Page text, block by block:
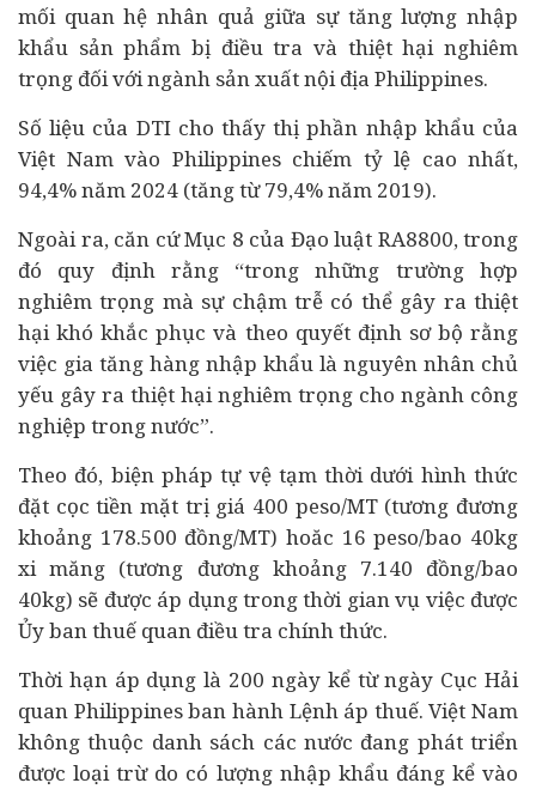
mối quan hệ nhân quả giữa sự tăng lượng nhập
khẩu sản phẩm bị điều tra và thiệt hại nghiêm
trọng đối với ngành sản xuất nội địa Philippines.
Số liệu của DTI cho thấy thị phần nhập khẩu của
Việt Nam vào Philippines chiếm tỷ lệ cao nhất,
94,4% năm 2024 (tăng từ 79,4% năm 2019).
Ngoài ra, căn cứ Mục 8 của Đạo luật RA8800, trong
đó quy định rằng “trong những trường hợp
nghiêm trọng mà sự chậm trễ có thể gây ra thiệt
hại khó khắc phục và theo quyết định sơ bộ rằng
việc gia tăng hàng nhập khẩu là nguyên nhân chủ
yếu gây ra thiệt hại nghiêm trọng cho ngành công
nghiệp trong nước”.
Theo đó, biện pháp tự vệ tạm thời dưới hình thức
đặt cọc tiền mặt trị giá 400 peso/MT (tương đương
khoảng 178.500 đồng/MT) hoăc 16 peso/bao 40kg
xi măng (tương đương khoảng 7.140 đồng/bao
40kg) sẽ được áp dụng trong thời gian vụ việc được
Ủy ban thuế quan điều tra chính thức.
Thời hạn áp dụng là 200 ngày kể từ ngày Cục Hải
quan Philippines ban hành Lệnh áp thuế. Việt Nam
không thuộc danh sách các nước đang phát triển
được loại trừ do có lượng nhập khẩu đáng kể vào